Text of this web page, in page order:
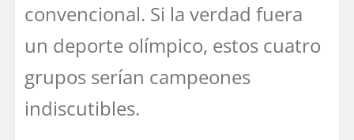
convencional. Si la verdad fuera
un deporte olímpico, estos cuatro
grupos serían campeones
indiscutibles.